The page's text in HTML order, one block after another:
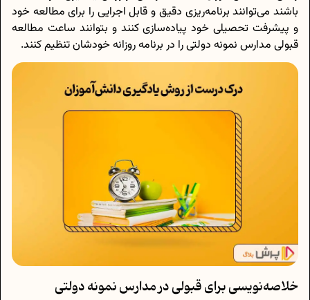
باشند می‌توانند برنامه‌ریزی دقیق و قابل اجرایی را برای مطالعه خود
و پیشرفت تحصیلی خود پیاده‌سازی کنند و بتوانند ساعت مطالعه
قبولی مدارس نمونه دولتی را در برنامه روزانه خودشان تنظیم کنند.
خلاصه‌نویسی برای قبولی در مدارس نمونه دولتی